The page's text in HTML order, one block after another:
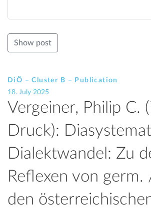
Show post
DiÖ – Cluster B – Publication
18. July 2025
Vergeiner, Philip C.
Druck):
Dialektwandel: Zu
Reflexen von
den